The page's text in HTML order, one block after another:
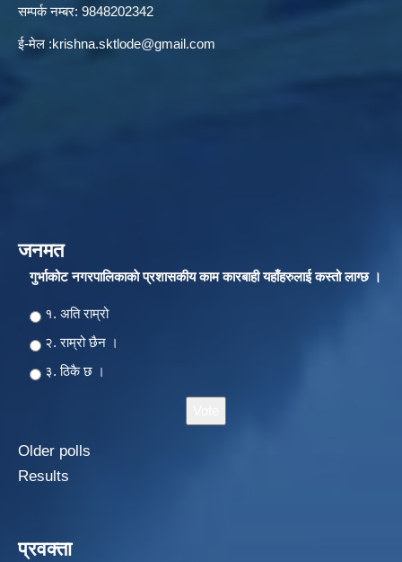
सम्पर्क नम्बर: 9848202342
ई-मेल :krishna.sktlode@gmail.com
जनमत
गुर्भाकोट नगरपालिकाकाे प्रशासकीय काम कारबाही यहाँहरुलाई कस्तो लाग्छ ।
Choices
१. अति राम्रो
२‍‍. राम्रो छैन ।
३. ठिकै छ ।
Older polls
Results
प्रवक्ता